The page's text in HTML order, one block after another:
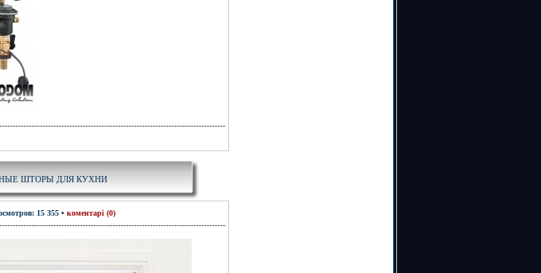
ШТОРЫ ДЛЯ КУХНИ
15 355 • коментарі (0)